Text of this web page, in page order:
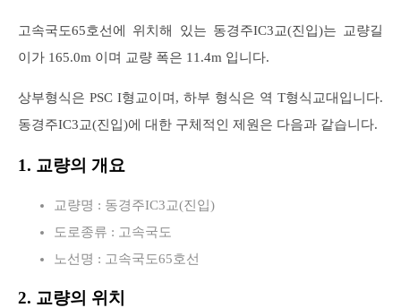
고속국도65호선에 위치해 있는 동경주IC3교(진입)는 교량길
이가 165.0m 이며 교량 폭은 11.4m 입니다.
상부형식은 PSC I형교이며, 하부 형식은 역 T형식교대입니다.
동경주IC3교(진입)에 대한 구체적인 제원은 다음과 같습니다.
1. 교량의 개요
교량명 : 동경주IC3교(진입)
도로종류 : 고속국도
노선명 : 고속국도65호선
2. 교량의 위치